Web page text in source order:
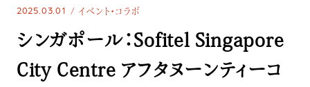
2025.03.01 イベント・コラボ
シンガポール：Sofitel Singapore
City Centre アフタヌーンティーコ